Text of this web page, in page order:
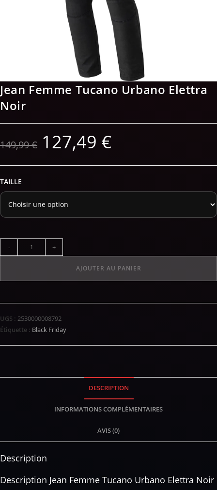
Jean Femme Tucano Urbano Elettra
Noir
149,99€ 127,49 €
TAILLE
- +
AJOUTER AU PANIER
UGS : 2530000008792
Étiquette : Black Friday
DESCRIPTION
INFORMATIONS COMPLÉMENTAIRES
AVIS (0)
Description
Description Jean Femme Tucano Urbano Elettra Noir